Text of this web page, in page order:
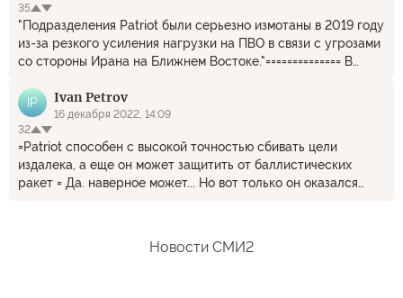
35
"Подразделения Patriot были серьезно измотаны в 2019 году
из-за резкого усиления нагрузки на ПВО в связи с угрозами
со стороны Ирана на Ближнем Востоке."============== В
облажались на иранских дыр-дырах"
IP Ivan Petrov
16 декабря 2022, 14:09
32
=Patriot способен с высокой точностью сбивать цели
издалека, а еще он может защитить от баллистических
ракет = Да. наверное может... Но вот только он оказался
Новости СМИ2